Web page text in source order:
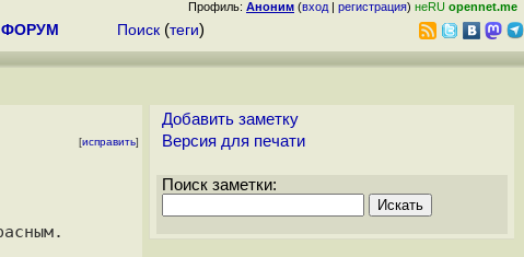
Профиль: Аноним (вход | регистрация) неRU opennet.me
ФОРУМ Поиск (теги)
[исправить]
Добавить заметку
Версия для печати
Поиск заметки: